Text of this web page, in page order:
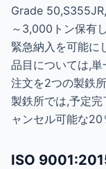
Grade
～3,000トン保有
緊急納入を可能に
品目については,
注文を2つの製鉄
製鉄所では,予定
ャンセル可能な20
ISO